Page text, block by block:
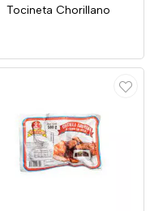
Tocineta Chorillano